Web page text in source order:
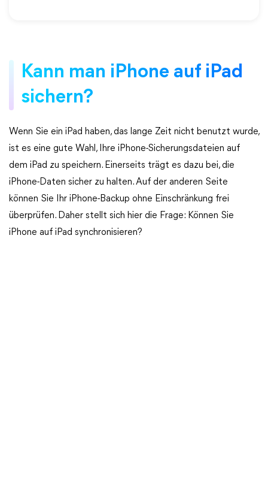
Kann man iPhone auf iPad
sichern?
Wenn Sie ein iPad haben, das lange Zeit nicht benutzt wurde,
ist es eine gute Wahl, Ihre iPhone-Sicherungsdateien auf
dem iPad zu speichern. Einerseits trägt es dazu bei, die
iPhone-Daten sicher zu halten. Auf der anderen Seite
können Sie Ihr iPhone-Backup ohne Einschränkung frei
überprüfen. Daher stellt sich hier die Frage: Können Sie
iPhone auf iPad synchronisieren?